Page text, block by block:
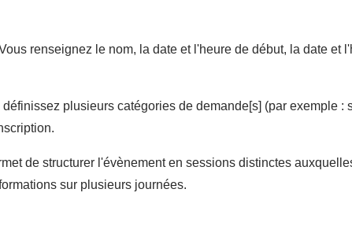
renseignez le nom, la date et l'heure de début, la date
plusieurs catégories de demande[s] (par exemple
de structurer l'évènement en sessions distinctes
sur plusieurs journées.